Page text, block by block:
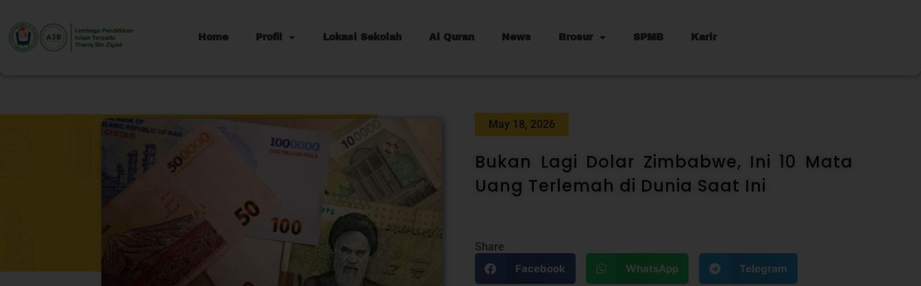
Home Profil Lokasi Sekolah Al Quran News Brosur SPMB Karir
May 18, 2026
Bukan Lagi Dolar Zimbabwe, Ini 10 Mata
Uang Terlemah di Dunia Saat Ini
Share
Facebook
WhatsApp Telegram